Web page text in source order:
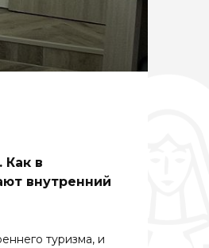
Как в
внутренний
туризма, и